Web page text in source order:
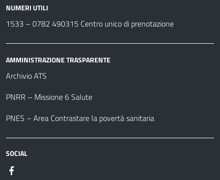
NUMERI UTILI
1533 – 0782 490315 Centro unico di prenotazione
AMMINISTRAZIONE TRASPARENTE
Archivio ATS
PNRR – Missione 6 Salute
PNES – Area Contrastare la povertà sanitaria
SOCIAL